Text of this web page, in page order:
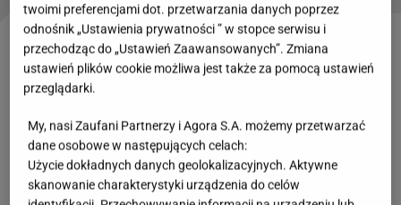
Zobacz wideoDlaczego Ilona Felicjańska zawsze
wraca do Paula Montany? [PLOTKERSI]
Ilona Felicjańska i Paul Montana się rozwodzą
Głos w sprawie zabrał sam zainteresowany. W
twoimi preferencjami dot. przetwarzania danych poprzez
odnośnik „Ustawienia prywatności ” w stopce serwisu i
przechodząc do „Ustawień Zaawansowanych”. Zmiana
ustawień plików cookie możliwa jest także za pomocą ustawień
przeglądarki.
My, nasi Zaufani Partnerzy i Agora S.A. możemy przetwarzać
dane osobowe w następujących celach:
Użycie dokładnych danych geolokalizacyjnych. Aktywne
skanowanie charakterystyki urządzenia do celów